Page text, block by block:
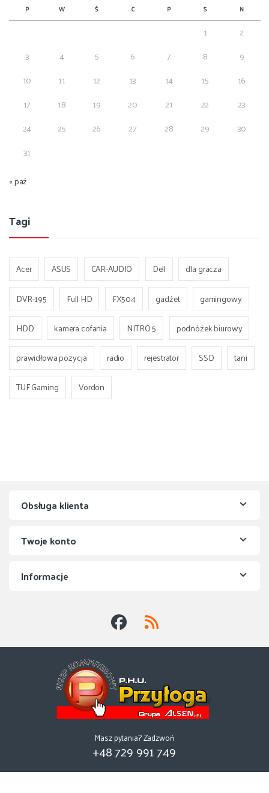
P W Ś C P S N
1
2
3
4 5 6 7 8
9
10
11 12 13 14 15
16
17
18 19 20 21 22
23
24
25 26 27 28 29
30
31
« paź
Tagi
Acer ASUS CAR-AUDIO Dell
dla gracza
DVR-195
Full HD FX504 gadżet
gamingowy
HDD
kamera cofania NITRO 5
podnóżek biurowy
prawidłowa pozycja
radio rejestrator SSD
tani
TUF Gaming
Vordon
Obsługa klienta
Twoje konto
Informacje
Masz pytania? Zadzwoń
+48 729 991 749